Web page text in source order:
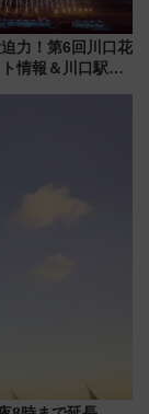
力！第6回川口花
情報＆川口駅か